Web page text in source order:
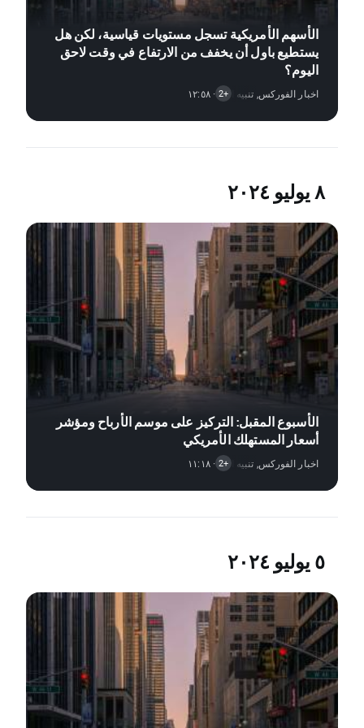
الأسهم الأمريكية تسجل مستويات قياسية، لكن هل
يستطيع باول أن يخفف من الارتفاع في وقت لاحق
اليوم؟
اخبار الفوركس, تنبيه السوق,اخبار الأسهم +2 · ١٢:٥٨
٨ يوليو ٢٠٢٤
الأسبوع المقبل: التركيز على موسم الأرباح ومؤشر
أسعار المستهلك الأمريكي
اخبار الفوركس, تنبيه السوق,اخبار الأسهم +2 · ١١:١٨
٥ يوليو ٢٠٢٤